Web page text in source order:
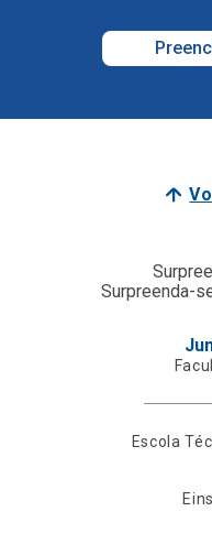
Surpreenda-
Escola